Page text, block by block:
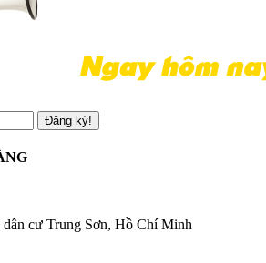
Đăng ký!
cư Trung Sơn, Hồ Chí Minh